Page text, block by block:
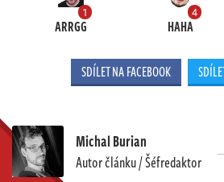
1
ARRGG
4
HAHA
SDÍLET NA FACEBOOK
Michal Burian
Autor článku / Šéfredaktor